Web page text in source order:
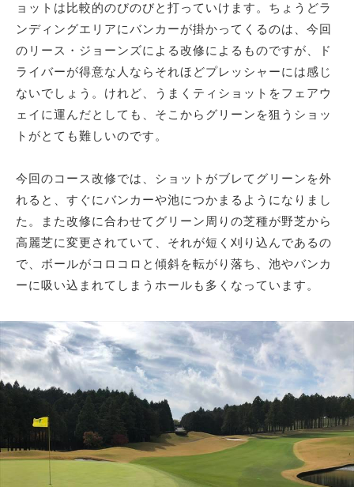
ョットは比較的のびのびと打っていけます。ちょうどラ
ンディングエリアにバンカーが掛かってくるのは、今回
のリース・ジョーンズによる改修によるものですが、ド
ライバーが得意な人ならそれほどプレッシャーには感じ
ないでしょう。けれど、うまくティショットをフェアウ
ェイに運んだとしても、そこからグリーンを狙うショッ
トがとても難しいのです。
今回のコース改修では、ショットがブレてグリーンを外
れると、すぐにバンカーや池につかまるようになりまし
た。また改修に合わせてグリーン周りの芝種が野芝から
高麗芝に変更されていて、それが短く刈り込んであるの
で、ボールがコロコロと傾斜を転がり落ち、池やバンカ
ーに吸い込まれてしまうホールも多くなっています。